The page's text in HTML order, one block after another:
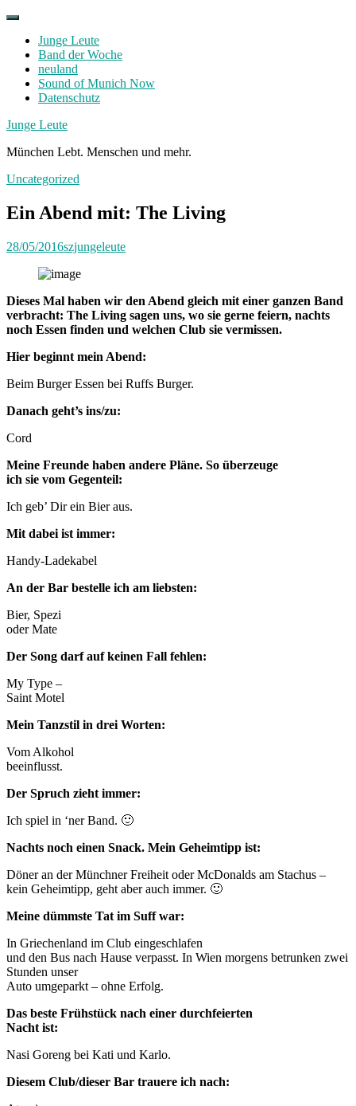
Skip
contentJunge Leute
Band der Woche
neuland
Sound of Munich Now
Datenschutz
Facebook
Twitter
Instagram
Junge Leute
München Lebt. Menschen und mehr.
Uncategorized
Ein Abend mit: The Living
28/05/2016szjungeleute
Dieses Mal haben wir den Abend gleich mit einer ganzen Band
verbracht: The Living sagen uns, wo sie gerne feiern, nachts
noch Essen finden und welchen Club sie vermissen.
Hier beginnt mein Abend:
Beim Burger Essen bei Ruffs Burger.
Danach geht’s ins/zu:
Cord
Meine Freunde haben andere Pläne. So überzeuge
ich sie vom Gegenteil:
Ich geb’ Dir ein Bier aus.
Mit dabei ist immer:
Handy-Ladekabel
An der Bar bestelle ich am liebsten:
Bier, Spezi
oder Mate
Der Song darf auf keinen Fall fehlen:
My Type –
Saint Motel
Mein Tanzstil in drei Worten:
Vom Alkohol
beeinflusst.
Der Spruch zieht immer:
Ich spiel in ‘ner Band. 🙂
Nachts noch einen Snack. Mein Geheimtipp ist:
Döner an der Münchner Freiheit oder McDonalds am Stachus –
kein Geheimtipp, geht aber auch immer. 🙂
Meine dümmste Tat im Suff war:
In Griechenland im Club eingeschlafen
und den Bus nach Hause verpasst. In Wien morgens betrunken zwei
Stunden unser
Auto umgeparkt – ohne Erfolg.
Das beste Frühstück nach einer durchfeierten
Nacht ist:
Nasi Goreng bei Kati und Karlo.
Diesem Club/dieser Bar trauere ich nach: